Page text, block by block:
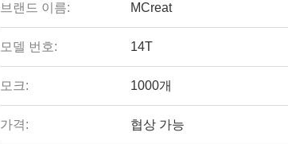
브랜드 이름: MCreat
모델 번호: 14T
모크: 1000개
가격: 협상 가능